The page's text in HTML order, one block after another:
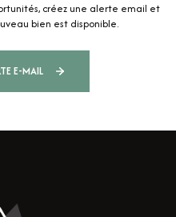
créez une alerte email et
bien est disponible.
E-MAIL